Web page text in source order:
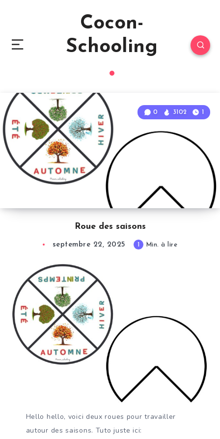
Cocon-
Schooling
Roue des saisons
0 3102 1
septembre 22, 2025 1 Min. à lire
Hello hello, voici deux roues pour travailler
autour des saisons. Tuto juste ici: